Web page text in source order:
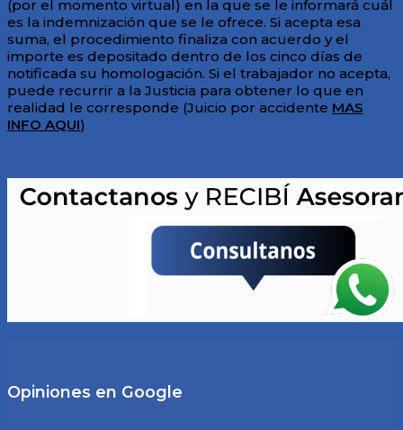
(por el momento virtual) en la que se le informará cuál
es la indemnización que se le ofrece. Si acepta esa
suma, el procedimiento finaliza con acuerdo y el
importe es depositado dentro de los cinco días de
notificada su homologación. Si el trabajador no acepta,
puede recurrir a la Justicia para obtener lo que en
realidad le corresponde (Juicio por accidente MAS
INFO AQUI)
Opiniones en Google